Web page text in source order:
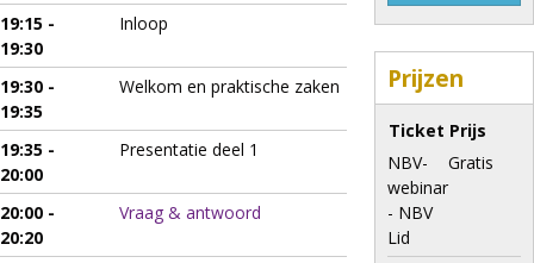
19:15 -
19:30
Inloop
19:30 -
19:35
Welkom en praktische zaken
19:35 -
20:00
Presentatie deel 1
20:00 -
20:20
Vraag & antwoord
Prijzen
Ticket Prijs
NBV-
webinar
- NBV
Lid
Gratis